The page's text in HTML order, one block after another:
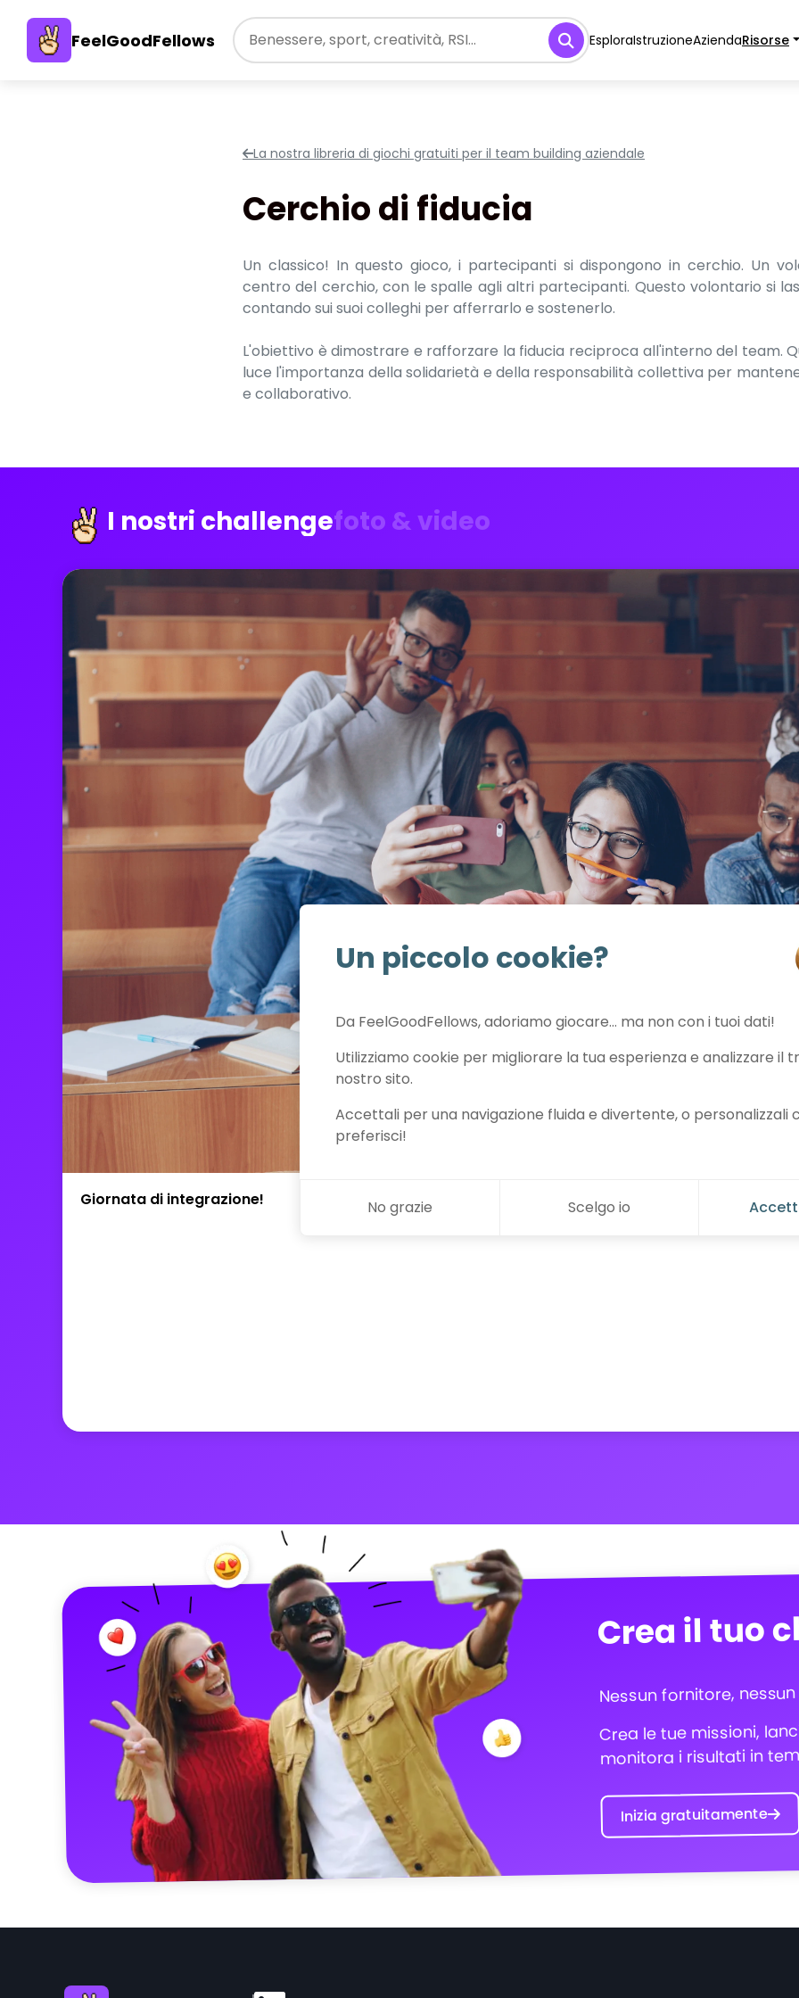
FeelGoodFellows EsploraIstruzioneAziendaRisorse
La nostra libreria di giochi gratuiti per il team building aziendale
Cerchio di fiducia
Un classico! In questo gioco, i partecipanti si dispongono in cerchio. Un
centro del cerchio, con le spalle agli altri partecipanti. Questo volontario si
contando sui suoi colleghi per afferrarlo e sostenerlo.
L'obiettivo è dimostrare e rafforzare la fiducia reciproca all'interno del team.
luce l'importanza della solidarietà e della responsabilità collettiva per
e collaborativo.
I nostri challengefoto & video
Giornata di integrazione!
Crea il tuo
Nessun fornitore,
Crea le tue missioni,
monitora i risultati in
Inizia gratuitamente
Un piccolo cookie?
Da FeelGoodFellows, adoriamo giocare… ma non con i tuoi dati!
Utilizziamo cookie per migliorare la tua esperienza e analizzare il
nostro sito.
Accettali per una navigazione fluida e divertente, o personalizzali
preferisci!
No grazie Scelgo io